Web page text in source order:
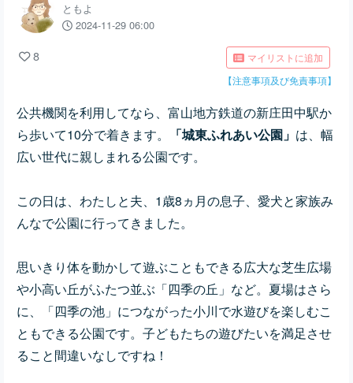
ともよ
2024-11-29 06:00
8
マイリストに追加
【注意事項及び免責事項】
公共機関を利用してなら、富山地方鉄道の新庄田中駅か
ら歩いて10分で着きます。
「城東ふれあい公園」 は、幅
広い世代に親しまれる公園です。
この日は、わたしと夫、1歳8ヵ月の息子、愛犬と家族み
んなで公園に行ってきました。
思いきり体を動かして遊ぶこともできる広大な芝生広場
や小高い丘がふたつ並ぶ「四季の丘」など。夏場はさら
に、「四季の池」につながった小川で水遊びを楽しむこ
ともできる公園です。 子どもたちの遊びたいを満足させ
ること間違いなしですね！